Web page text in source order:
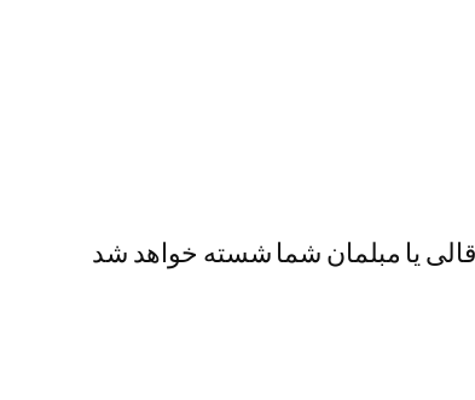
یا مبلمان شما شسته خواهد شد